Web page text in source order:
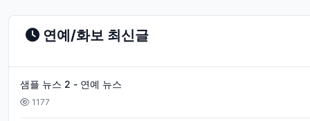
연예/화보 최신글
샘플 뉴스 2 - 연예 뉴스
1177